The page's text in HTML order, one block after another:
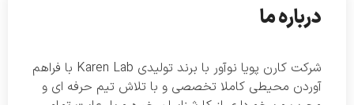
درباره ما
شرکت کارن پویا نوآور با برند تولیدی Karen Lab با فراهم
آوردن محیطی کاملا تخصصی و با تلاش تیم حرفه ای و